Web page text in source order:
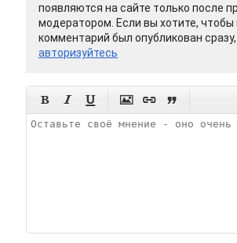
появляются на сайте только после
модератором. Если вы хотите, чтобы
комментарий был опубликован
авторизуйтесь
     